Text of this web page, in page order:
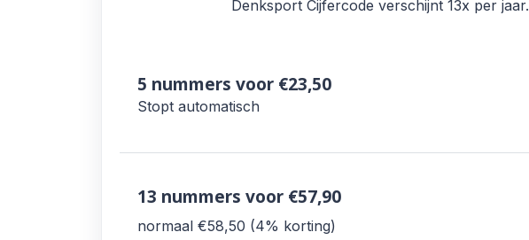
Denksport Cijfercode verschijnt 13x per jaar.
5 nummers voor €23,50
Stopt automatisch
13 nummers voor €57,90
normaal €58,50 4% korting